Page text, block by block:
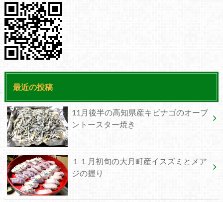
最近の投稿
11月後半の高知県産キビナゴのオーブ
ントースター焼き
１１月初旬の大月町産イスズミとメア
ジの握り